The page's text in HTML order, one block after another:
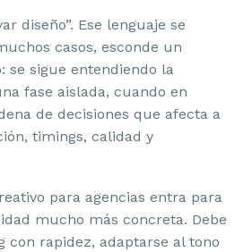
diseño”. Ese lenguaje se
casos, esconde un
se sigue entendiendo la
fase aislada, cuando en
de decisiones que afecta a
timings, calidad y
para agencias entra para
mucho más concreta. Debe
con rapidez, adaptarse al tono